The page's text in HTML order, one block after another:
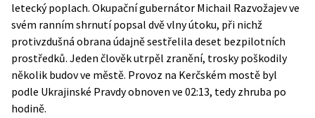
letecký poplach. Okupační gubernátor Michail Razvožajev ve
svém ranním shrnutí popsal dvě vlny útoku, při nichž
protivzdušná obrana údajně sestřelila deset bezpilotních
prostředků. Jeden člověk utrpěl zranění, trosky poškodily
několik budov ve městě. Provoz na Kerčském mostě byl
podle Ukrajinské Pravdyobnoven ve 02:13, tedy zhruba po
hodině.